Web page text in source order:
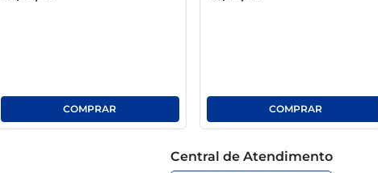
Central de Atendimento